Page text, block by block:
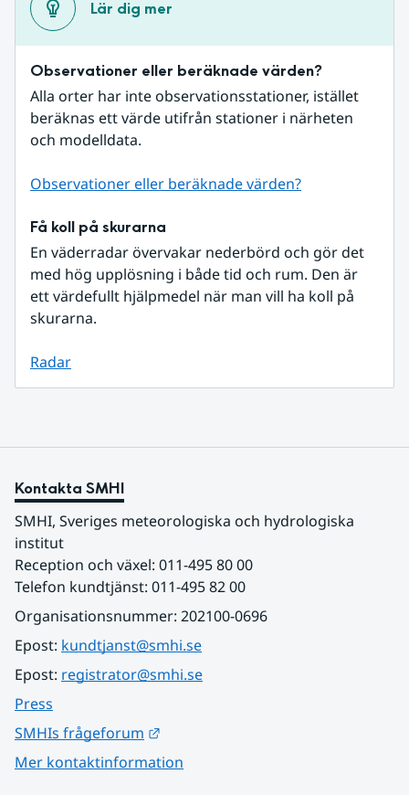
Lär dig mer
Observationer eller beräknade värden?
Alla orter har inte observationsstationer, istället
beräknas ett värde utifrån stationer i närheten
och modelldata.
Observationer eller beräknade värden?
Få koll på skurarna
En väderradar övervakar nederbörd och gör det
med hög upplösning i både tid och rum. Den är
ett värdefullt hjälpmedel när man vill ha koll på
skurarna.
Radar
Kontakta SMHI
SMHI, Sveriges meteorologiska och hydrologiska
institut
Reception och växel: 011-495 80 00
Telefon kundtjänst: 011-495 82 00
Organisationsnummer: 202100-0696
Epost: kundtjanst@smhi.se
Epost: registrator@smhi.se
Press
SMHIs frågeforum
Mer kontaktinformation